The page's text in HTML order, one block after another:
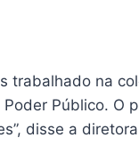
trabalhado na
Poder Público. O
disse a